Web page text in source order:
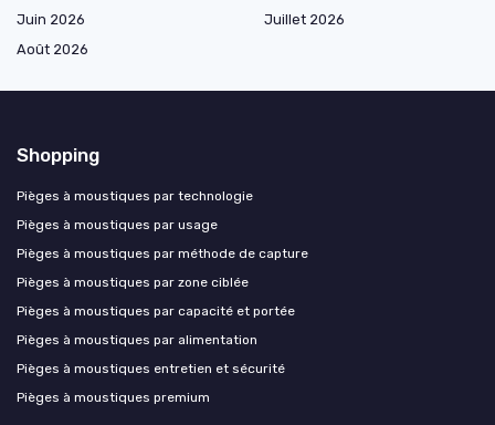
Juin 2026
Juillet 2026
Août 2026
Shopping
Pièges à moustiques par technologie
Pièges à moustiques par usage
Pièges à moustiques par méthode de capture
Pièges à moustiques par zone ciblée
Pièges à moustiques par capacité et portée
Pièges à moustiques par alimentation
Pièges à moustiques entretien et sécurité
Pièges à moustiques premium